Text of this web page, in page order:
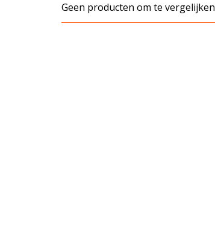
Geen producten om te vergelijken